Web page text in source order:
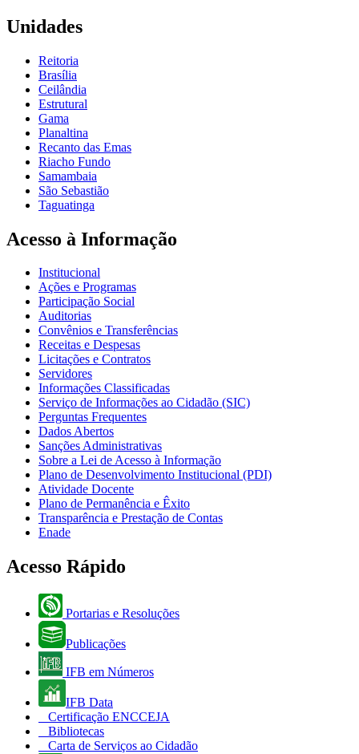
Unidades
Reitoria
Brasília
Ceilândia
Estrutural
Gama
Planaltina
Recanto das Emas
Riacho Fundo
Samambaia
São Sebastião
Taguatinga
Acesso à Informação
Institucional
Ações e Programas
Participação Social
Auditorias
Convênios e Transferências
Receitas e Despesas
Licitações e Contratos
Servidores
Informações Classificadas
Serviço de Informações ao Cidadão (SIC)
Perguntas Frequentes
Dados Abertos
Sanções Administrativas
Sobre a Lei de Acesso à Informação
Plano de Desenvolvimento Institucional (PDI)
Atividade Docente
Plano de Permanência e Êxito
Transparência e Prestação de Contas
Enade
Acesso Rápido
Portarias e Resoluções
Publicações
IFB em Números
IFB Data
Certificação ENCCEJA
Bibliotecas
Carta de Serviços ao Cidadão